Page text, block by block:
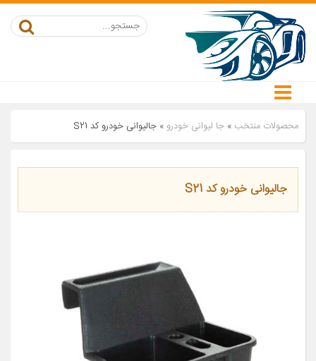
محصولات منتخب » جا لیوانی خودرو » جالیوانی خودرو کد S21
جالیوانی خودرو کد S21